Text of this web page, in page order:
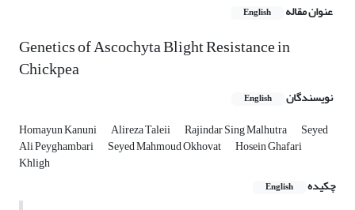
عنوان مقاله English
Genetics of Ascochyta Blight Resistance in
Chickpea
نویسندگان English
Homayun Kanuni Alireza Taleii Rajindar Sing Malhutra Seyed
Ali Peyghambari Seyed Mahmoud Okhovat Hosein Ghafari
Khligh
چکیده
English